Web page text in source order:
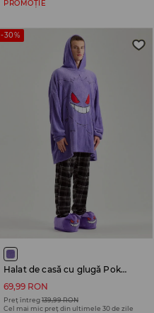
PROMOȚIE
-30%
Halat de casă cu glugă Pokémon
69,99 RON
Preț întreg139,99 RON
Cel mai mic preț din ultimele 30 de zile